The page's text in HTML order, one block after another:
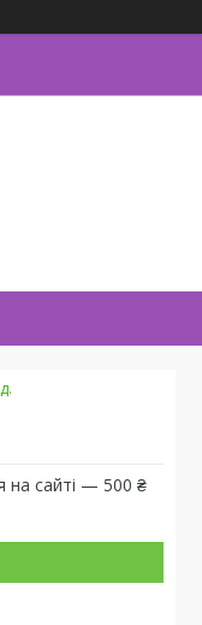
на сайті — 500 ₴